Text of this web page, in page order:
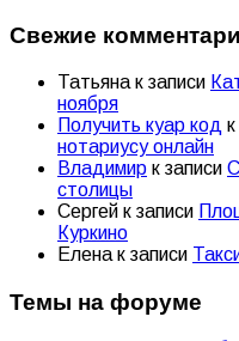
Свежие
Татьяна к записи
ноября
Получить куар код
нотариусу онлайн
Владимир к записи
столицы
Сергей к записи
Куркино
Елена к записи
Темы на форуме